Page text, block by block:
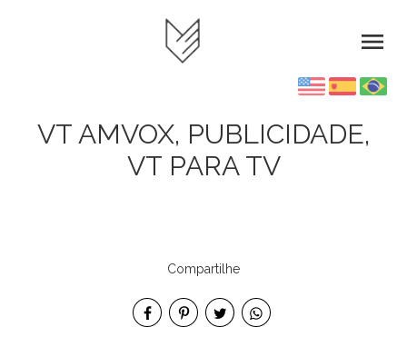
menu
VT AMVOX, PUBLICIDADE,
VT PARA TV
Compartilhe